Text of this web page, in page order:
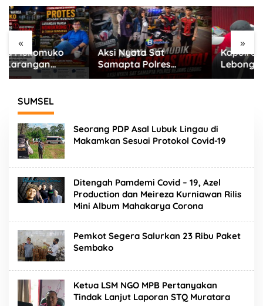
« »
Aksi Nyata Sat
Samapta Polres
Rejang Lebong Tebar
Rawan
Kapolres Rejang
Lebong Turun Ke Jalan
Bagikan Merah Putih di
SUMSEL
Seorang PDP Asal Lubuk Lingau di
Makamkan Sesuai Protokol Covid-19
Ditengah Pamdemi Covid – 19, Azel
Production dan Meireza Kurniawan Rilis
Mini Album Mahakarya Corona
Pemkot Segera Salurkan 23 Ribu Paket
Sembako
Ketua LSM NGO MPB Pertanyakan
Tindak Lanjut Laporan STQ Muratara